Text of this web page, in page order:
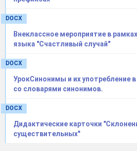
Окончанье и основу
После корня будет
Окончание и основа.
Та слова часть, что
DOCX
Внеклассное мероприятие в
языка "Счастливый случай"
DOCX
УрокСинонимы и их употребление
со словарями синонимов.
DOCX
Дидактические карточки
существительных"